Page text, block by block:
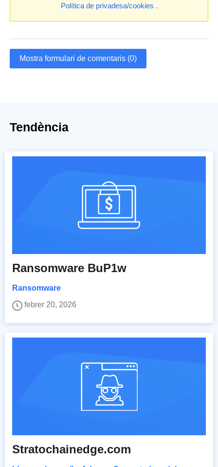
Política de privadesa/cookies .
Mostra formulari de comentaris (0)
Tendència
Ransomware BuP1w
Ransomware
febrer 20, 2026
Stratochainedge.com